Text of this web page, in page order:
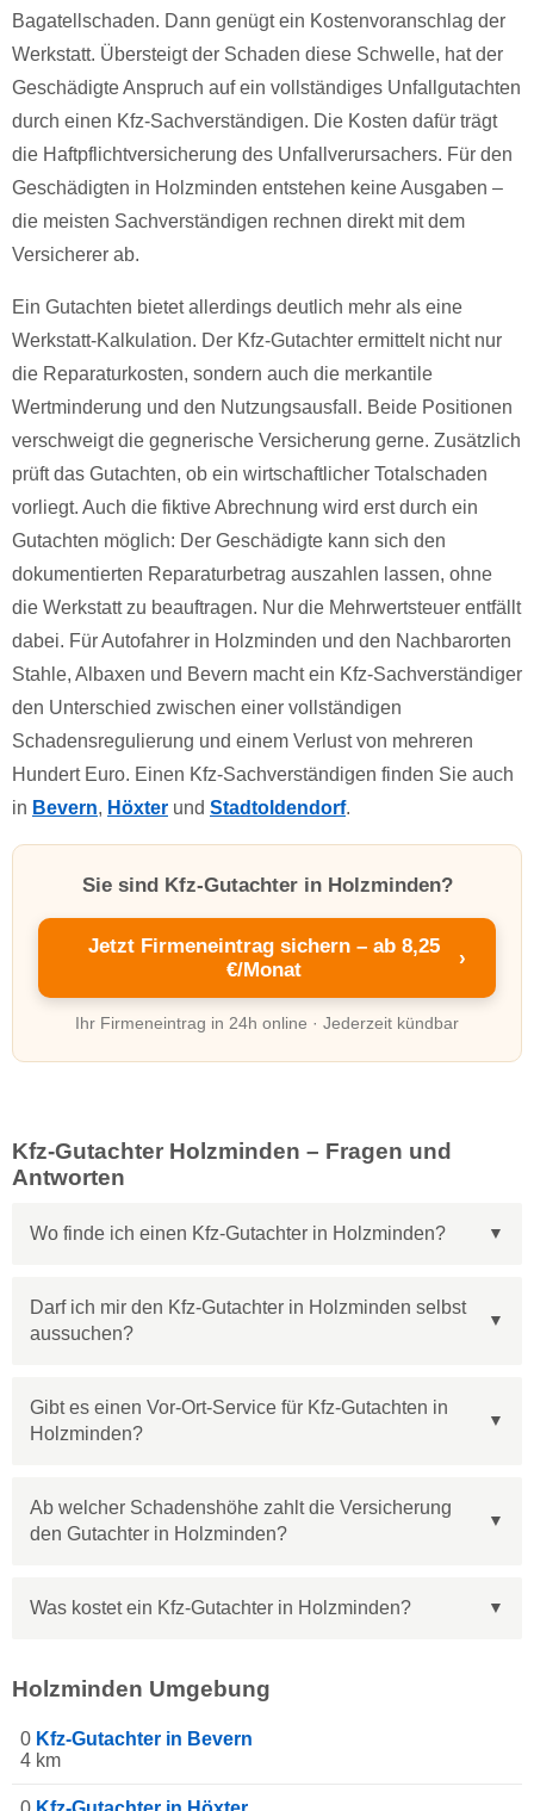
Bagatellschaden. Dann genügt ein Kostenvoranschlag der
Werkstatt. Übersteigt der Schaden diese Schwelle, hat der
Geschädigte Anspruch auf ein vollständiges Unfallgutachten
durch einen Kfz-Sachverständigen. Die Kosten dafür trägt
die Haftpflichtversicherung des Unfallverursachers. Für den
Geschädigten in Holzminden entstehen keine Ausgaben –
die meisten Sachverständigen rechnen direkt mit dem
Versicherer ab.
Ein Gutachten bietet allerdings deutlich mehr als eine
Werkstatt-Kalkulation. Der Kfz-Gutachter ermittelt nicht nur
die Reparaturkosten, sondern auch die merkantile
Wertminderung und den Nutzungsausfall. Beide Positionen
verschweigt die gegnerische Versicherung gerne. Zusätzlich
prüft das Gutachten, ob ein wirtschaftlicher Totalschaden
vorliegt. Auch die fiktive Abrechnung wird erst durch ein
Gutachten möglich: Der Geschädigte kann sich den
dokumentierten Reparaturbetrag auszahlen lassen, ohne
die Werkstatt zu beauftragen. Nur die Mehrwertsteuer entfällt
dabei. Für Autofahrer in Holzminden und den Nachbarorten
Stahle, Albaxen und Bevern macht ein Kfz-Sachverständiger
den Unterschied zwischen einer vollständigen
Schadensregulierung und einem Verlust von mehreren
Hundert Euro. Einen Kfz-Sachverständigen finden Sie auch
in Bevern, Höxter und Stadtoldendorf.
Sie sind Kfz-Gutachter in Holzminden?
Jetzt Firmeneintrag sichern – ab 8,25
€/Monat
›
Ihr Firmeneintrag in 24h online · Jederzeit kündbar
Kfz-Gutachter Holzminden – Fragen und
Antworten
Wo finde ich einen Kfz-Gutachter in Holzminden?
Darf ich mir den Kfz-Gutachter in Holzminden selbst
aussuchen?
Gibt es einen Vor-Ort-Service für Kfz-Gutachten in
Holzminden?
Ab welcher Schadenshöhe zahlt die Versicherung
den Gutachter in Holzminden?
Was kostet ein Kfz-Gutachter in Holzminden?
Holzminden Umgebung
0 Kfz-Gutachter in Bevern
4 km